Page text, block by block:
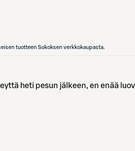
tuotteen Sokoksen verkkokaupasta.
heti pesun jälkeen, en enää